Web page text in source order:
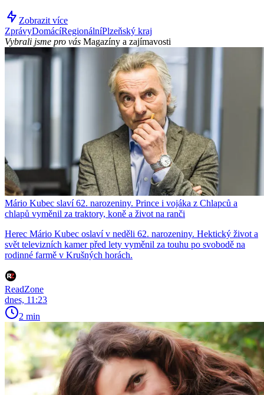
Zobrazit více
ZprávyDomácíRegionálníPlzeňský kraj
Vybrali jsme pro vás Magazíny a zajímavosti
Mário Kubec slaví 62. narozeniny. Prince i vojáka z Chlapců a
chlapů vyměnil za traktory, koně a život na ranči
Herec Mário Kubec oslaví v neděli 62. narozeniny. Hektický život a
svět televizních kamer před lety vyměnil za touhu po svobodě na
rodinné farmě v Krušných horách.
ReadZone
dnes, 11:23
2 min